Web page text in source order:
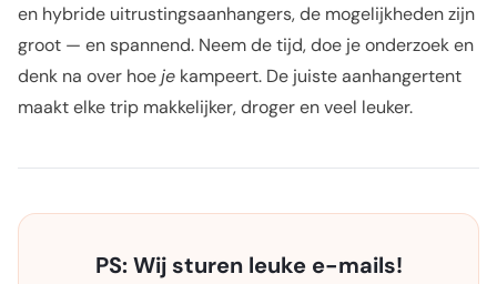
en hybride uitrustingsaanhangers, de mogelijkheden zijn
groot — en spannend. Neem de tijd, doe je onderzoek en
denk na over hoeje kampeert. De juiste aanhangertent
maakt elke trip makkelijker, droger en veel leuker.
PS: Wij sturen leuke e-mails!